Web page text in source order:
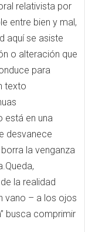
relativista por
entre bien y mal,
aquí se asiste
o alteración que
para
texto
está en una
desvanece
la venganza
la realidad
vano – a los ojos
busca comprimir